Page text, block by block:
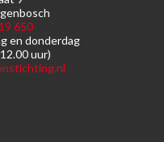
650
en donderdag
uur)